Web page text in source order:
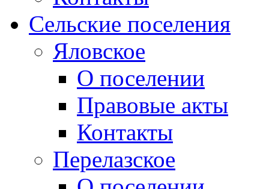
Сельские поселения
Яловское
О поселении
Правовые акты
Контакты
Перелазское